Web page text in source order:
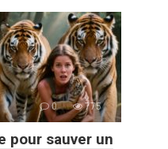
0 775
pour sauver un